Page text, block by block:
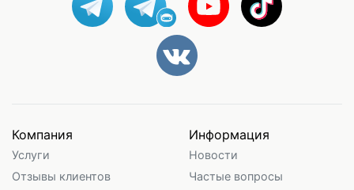
Компания
Услуги
Отзывы клиентов
Информация
Новости
Частые вопросы